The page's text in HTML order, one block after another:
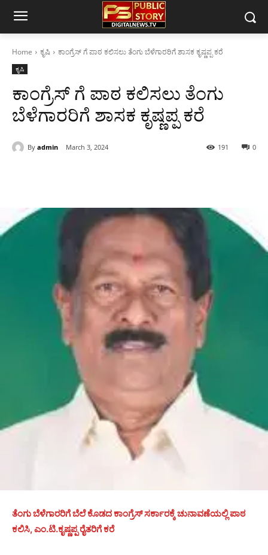
Home ಕೃಷಿ ಕಾಂಗ್ರೆಸ್ ಗೆ ಪಾಠ ಕಲಿಸಲು ತೆಂಗು ಬೆಳೆಗಾರರಿಗೆ ಶಾಸಕ ಕೃಷ್ಣಪ್ಪ ಕರೆ
ಕೃಷಿ
ಕಾಂಗ್ರೆಸ್ ಗೆ ಪಾಠ ಕಲಿಸಲು ತೆಂಗು
ಬೆಳೆಗಾರರಿಗೆ ಶಾಸಕ ಕೃಷ್ಣಪ್ಪ ಕರೆ
By admin March 3, 2024 0
191
ತೆಂಗು ಬೆಳೆಗಾರರಿಗೆ ಬೆಲೆ ಕೊಡದ ಕಾಂಗ್ರೆಸ್ ಸರ್ಕಾರಕ್ಕೆ ಚುನಾವಣೆಯಲ್ಲಿ ಪಾಠ
ಕಲಿಸಿ, ಎಂ.ಟಿ.ಕೃಷ್ಣಪ್ಪ ರೈತರಿಗೆ ಕರೆ